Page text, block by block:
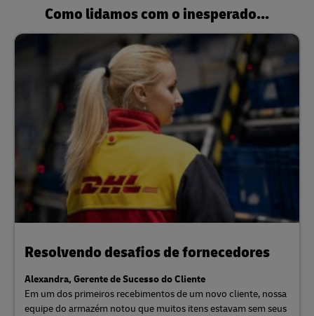
Como lidamos com o inesperado...
Resolvendo desafios de fornecedores
Alexandra, Gerente de Sucesso do Cliente
Em um dos primeiros recebimentos de um novo cliente, nossa
equipe do armazém notou que muitos itens estavam sem seus